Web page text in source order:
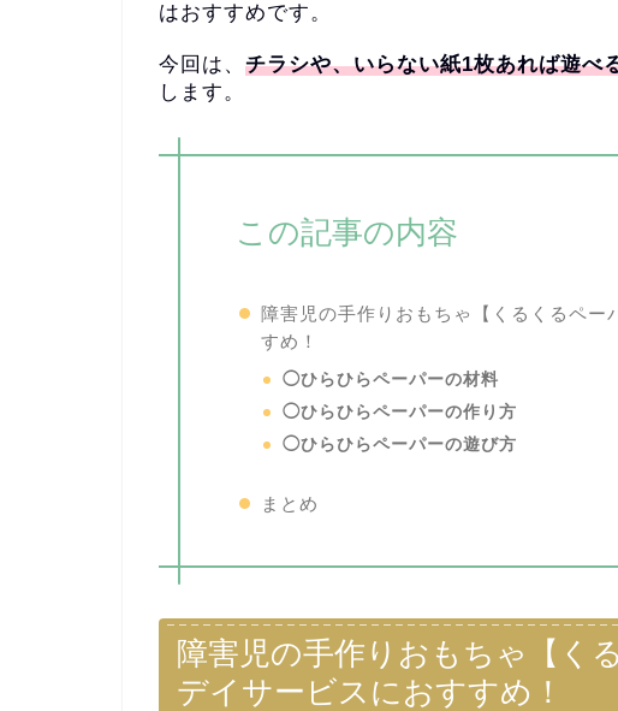
はおすすめです。
今回は、 チラシや、いらない紙1枚あれば遊べ
します。
この記事の内容
障害児の手作りおもちゃ【くるくるペー
すめ！
◯ひらひらペーパーの材料
◯ひらひらペーパーの作り方
◯ひらひらペーパーの遊び方
まとめ
障害児の手作りおもちゃ【く
デイサービスにおすすめ！